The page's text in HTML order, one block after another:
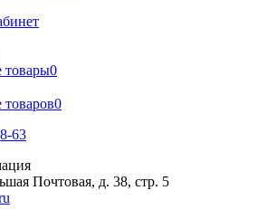
товары0
0
63
Почтовая, д. 38, стр. 5